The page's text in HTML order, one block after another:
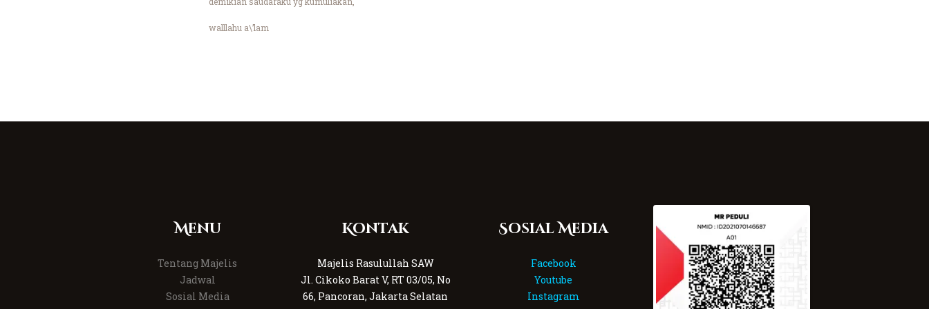
walllahu a\’lam
Menu
Tentang Majelis
Jadwal
Sosial Media
Kontak
Majelis Rasulullah SAW
Jl. Cikoko Barat V, RT 03/05, No
66, Pancoran, Jakarta Selatan
Sosial Media
Facebook
Youtube
Instagram